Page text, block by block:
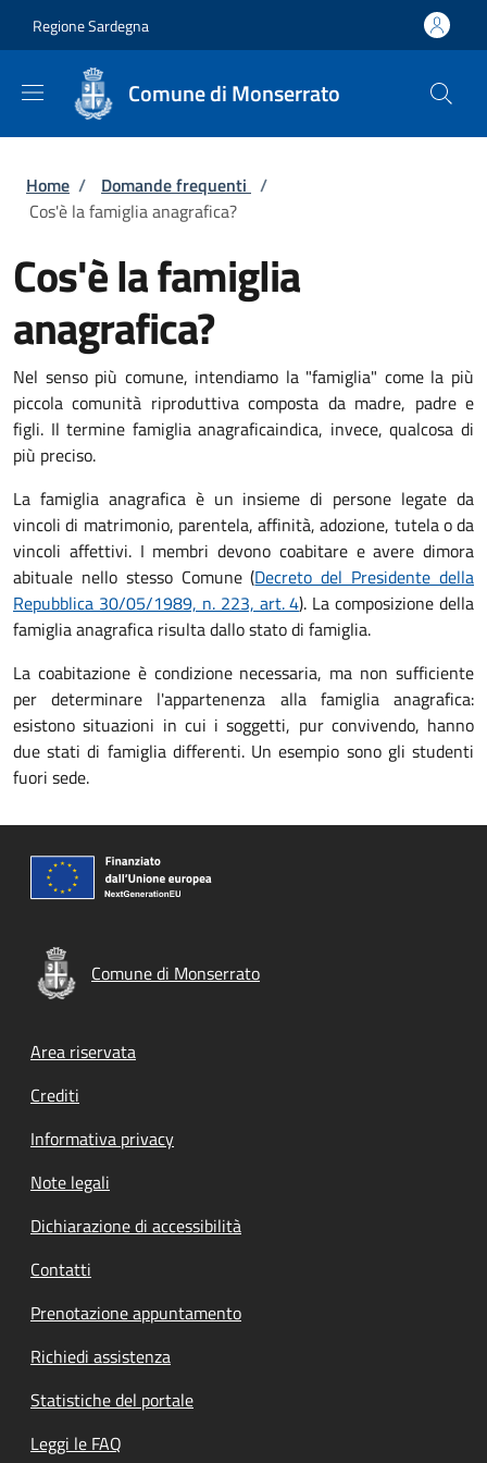
Regione Sardegna
Comune di Monserrato
Briciole di pane
Home / Domande frequenti /
Cos'è la famiglia anagrafica?
Cos'è la famiglia
anagrafica?
Nel senso più comune, intendiamo la "famiglia" come la più
piccola comunità riproduttiva composta da madre, padre e
figli. Il termine famiglia anagraficaindica, invece, qualcosa di
più preciso.
La famiglia anagrafica è un insieme di persone legate da
vincoli di matrimonio, parentela, affinità, adozione, tutela o da
vincoli affettivi. I membri devono coabitare e avere dimora
abituale nello stesso Comune (Decreto del Presidente della
Repubblica 30/05/1989, n. 223, art. 4). La composizione della
famiglia anagrafica risulta dallo stato di famiglia.
La coabitazione è condizione necessaria, ma non sufficiente
per determinare l'appartenenza alla famiglia anagrafica:
esistono situazioni in cui i soggetti, pur convivendo, hanno
due stati di famiglia differenti. Un esempio sono gli studenti
fuori sede.
Comune di Monserrato
Footer menu
Area riservata
Crediti
Informativa privacy
Note legali
Dichiarazione di accessibilità
Contatti
Prenotazione appuntamento
Richiedi assistenza
Statistiche del portale
Leggi le FAQ